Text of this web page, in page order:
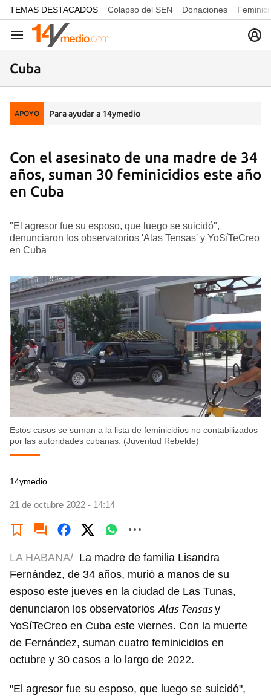
common.go-to-content
TEMAS DESTACADOS Colapso del SEN Donaciones
Navegación
Cuba
APOYO Para ayudar a 14ymedio
Con el asesinato de una madre de 34
años, suman 30 feminicidios este año
en Cuba
"El agresor fue su esposo, que luego se suicidó",
denunciaron los observatorios 'Alas Tensas' y YoSíTeCreo
en Cuba
Estos casos se suman a la lista de feminicidios no contabilizados
por las autoridades cubanas. (Juventud Rebelde)
14ymedio
21 de octubre 2022 - 14:14
LA HABANA/ La madre de familia Lisandra
Fernández, de 34 años, murió a manos de su
esposo este jueves en la ciudad de Las Tunas,
denunciaron los observatorios Alas Tensasy
YoSíTeCreo en Cuba este viernes. Con la muerte
de Fernández, suman cuatro feminicidios en
octubre y 30 casos a lo largo de 2022.
"El agresor fue su esposo, que luego se suicidó",